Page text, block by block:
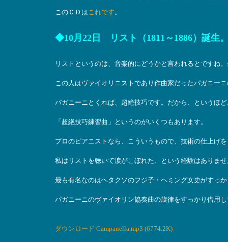
このＣＤはこれです。
◆10月22日 リスト（1811～1886）誕生
リストというのは、音楽的にどうかと言われるとですね
この人はヴァイオリニストであり作曲家だったパガニー
パガニーニとくれば、超絶技巧です。だから、というほ
「超絶技巧練習曲」というのがいくつもあります。
プロのピアニストなら、こういうもので、技術の仕上げ
私はリストを聴いて涙がこぼれた、という経験はありま
最も有名なのはヘタクソのフジ子・ヘミング女史がすっ
パガニーニのヴァイオリン協奏曲の旋律をすっかり借用
ダウンロード Campanella.mp3 (6774.2K)